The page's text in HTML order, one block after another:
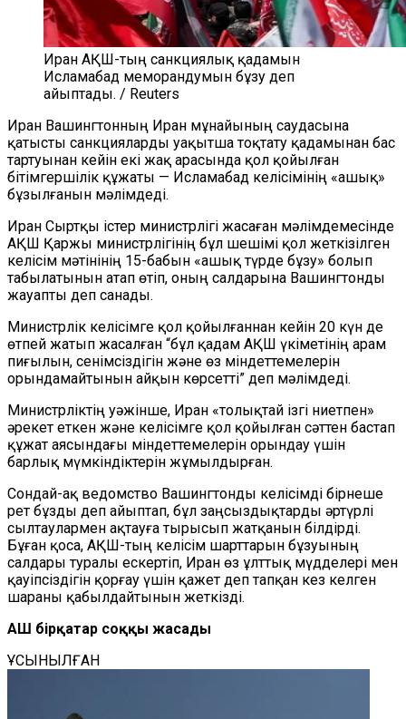
Иран АҚШ-тың санкциялық қадамын
Исламабад меморандумын бұзу деп
айыптады. / Reuters
Иран Вашингтонның Иран мұнайының саудасына
қатысты санкцияларды уақытша тоқтату қадамынан бас
тартуынан кейін екі жақ арасында қол қойылған
бітімгершілік құжаты — Исламабад келісімінің «ашық»
бұзылғанын мәлімдеді.
Иран Сыртқы істер министрлігі жасаған мәлімдемесінде
АҚШ Қаржы министрлігінің бұл шешімі қол жеткізілген
келісім мәтінінің 15-бабын «ашық түрде бұзу» болып
табылатынын атап өтіп, оның салдарына Вашингтонды
жауапты деп санады.
Министрлік келісімге қол қойылғаннан кейін 20 күн де
өтпей жатып жасалған “бұл қадам АҚШ үкіметінің арам
пиғылын, сенімсіздігін және өз міндеттемелерін
орындамайтынын айқын көрсетті” деп мәлімдеді.
Министрліктің уәжінше, Иран «толықтай ізгі ниетпен»
әрекет еткен және келісімге қол қойылған сәттен бастап
құжат аясындағы міндеттемелерін орындау үшін
барлық мүмкіндіктерін жұмылдырған.
Сондай-ақ ведомство Вашингтонды келісімді бірнеше
рет бұзды деп айыптап, бұл заңсыздықтарды әртүрлі
сылтаулармен ақтауға тырысып жатқанын білдірді.
Бұған қоса, АҚШ-тың келісім шарттарын бұзуының
салдары туралы ескертіп, Иран өз ұлттық мүдделері мен
қауіпсіздігін қорғау үшін қажет деп тапқан кез келген
шараны қабылдайтынын жеткізді.
АҚШ бірқатар соққы жасады
ҰСЫНЫЛҒАН